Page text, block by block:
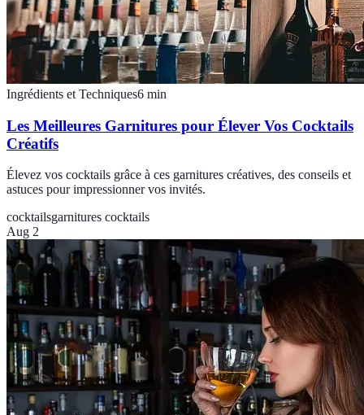
Ingrédients et Techniques6 min
Les Meilleures Garnitures pour Élever Vos Cocktails
Créatifs
Élevez vos cocktails grâce à ces garnitures créatives, des conseils et
astuces pour impressionner vos invités.
cocktailsgarnitures cocktails
Aug 2